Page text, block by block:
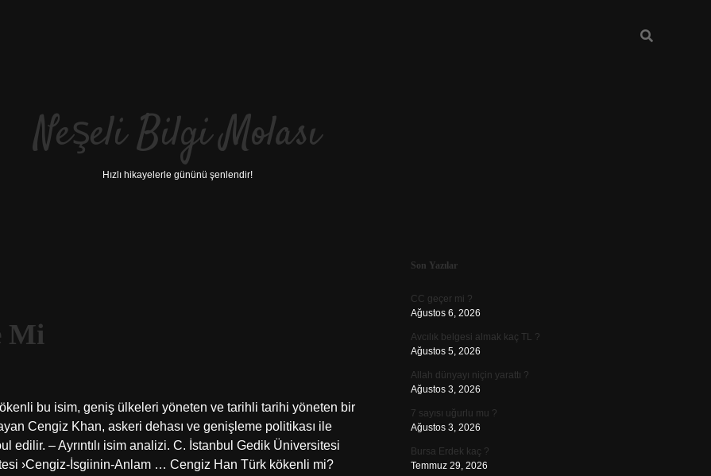
Neşeli Bilgi Molası
Hızlı hikayelerle gününü şenlendir!
Mi
bu isim, geniş ülkeleri yöneten ve tarihli tarihi yöneten bir
Cengiz Khan, askeri dehası ve genişleme politikası ile
edilir. – Ayrıntılı isim analizi. C. İstanbul Gedik Üniversitesi
›Cengiz-İsgiinin-Anlam … Cengiz Han Türk kökenli mi?
Sidebar
Son Yazılar
CC geçer mi ?
Ağustos 6, 2026
Avcılık belgesi almak kaç TL ?
Ağustos 5, 2026
Allah dünyayı niçin yarattı ?
Ağustos 3, 2026
7 sayısı uğurlu mu ?
Ağustos 3, 2026
Bursa Erdek kaç ?
Temmuz 29, 2026